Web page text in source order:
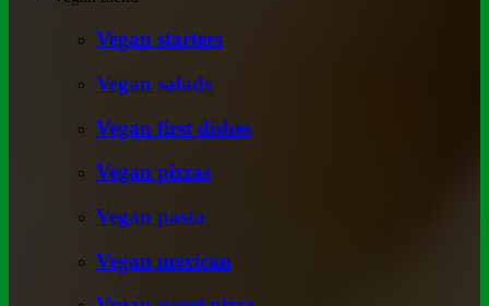
Vegan starters
Vegan salads
Vegan first dishes
Vegan pizzas
Vegan pasta
Vegan mexican